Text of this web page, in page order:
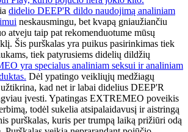
didelio DEEP'R dildo naudojimą analiniam
neskausmingu, bet kvapą gniaužiančiu
atveju taip pat rekomenduotume mūsų
Šis purškalas yra puikus pasirinkimas tiek
tiek patyrusiems didelių dildžių
yra specialus analiniam seksui ir analiniam
Dėl ypatingo veikliųjų medžiagų
kad net ir labai didelius DEEP'R
įvesti. Ypatingas EXTREMEO poveikis
todėl sukelia atsipalaidavusį ir aistringą
purškalas, kuris per trumpą laiką prižiūri odą